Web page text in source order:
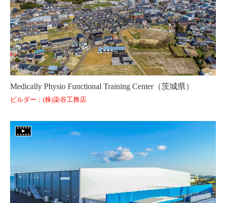
Medically Physio Functional Training Center（茨城県）
ビルダー：(株)染谷工務店